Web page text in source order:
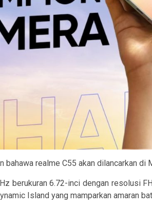
realme C55 akan dilancarkan di
berukuran 6.72-inci dengan resolusi
Island yang mamparkan amaran